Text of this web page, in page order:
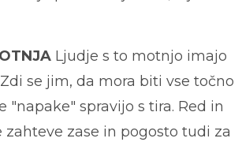
Ljudje s to motnjo imajo
se jim, da mora biti vse točno
spravijo s tira. Red in
zase in pogosto tudi za